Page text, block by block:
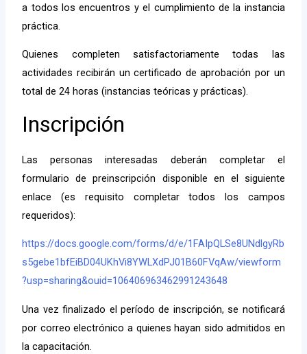
a todos los encuentros y el cumplimiento de la instancia
práctica.
Quienes completen satisfactoriamente todas las
actividades recibirán un certificado de aprobación por un
total de 24 horas (instancias teóricas y prácticas).
Inscripción
Las personas interesadas deberán completar el
formulario de preinscripción disponible en el siguiente
enlace (es requisito completar todos los campos
requeridos):
https://docs.google.com/forms/d/e/1FAIpQLSe8UNdlgyRb
s5gebe1bfEiBD04UKhVi8YWLXdPJ01B60FVqAw/viewform
?usp=sharing&ouid=106406963462991243648
Una vez finalizado el período de inscripción, se notificará
por correo electrónico a quienes hayan sido admitidos en
la capacitación.